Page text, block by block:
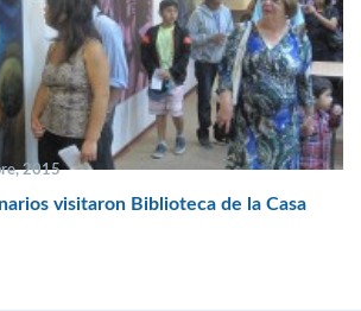
2015
visitaron Biblioteca de la Casa